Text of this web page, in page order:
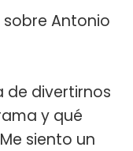
sobre Antonio
de divertirnos
y qué
siento un